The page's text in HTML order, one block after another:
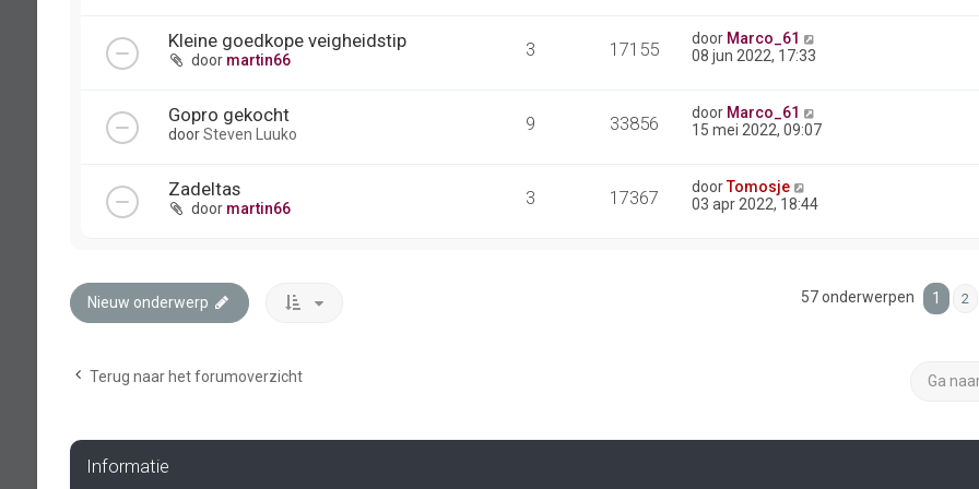
Kleine goedkope veigheidstip
door martin66 3 17155 door Marco_61
08 jun 2022, 17:33
Gopro gekocht
doorSteven Luuko 9 33856 door Marco_61
15 mei 2022, 09:07
Zadeltas
door martin66 3 17367 doorTomosje
03 apr 2022, 18:44
Nieuw onderwerp 57 onderwerpen 1 2
Terug naar het forumoverzicht Ga
Informatie